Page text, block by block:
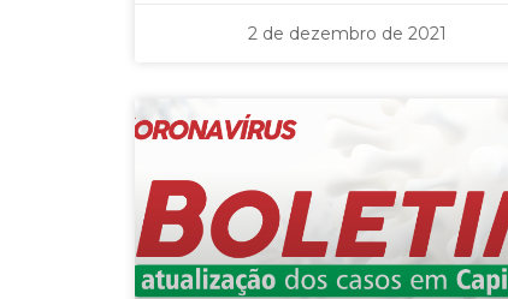
2 de dezembro de 2021